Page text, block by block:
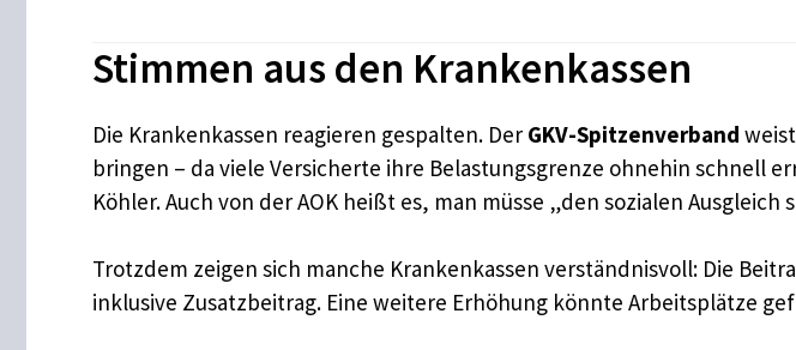
Stimmen aus den Krankenkassen
Die Krankenkassen reagieren gespalten. Der GKV-Spitzenverband
bringen – da viele Versicherte ihre Belastungsgrenze ohnehin schnell
Köhler. Auch von der AOK heißt es, man müsse „den sozialen
Trotzdem zeigen sich manche Krankenkassen verständnisvoll: Die
inklusive Zusatzbeitrag. Eine weitere Erhöhung könnte Arbeitsplätze